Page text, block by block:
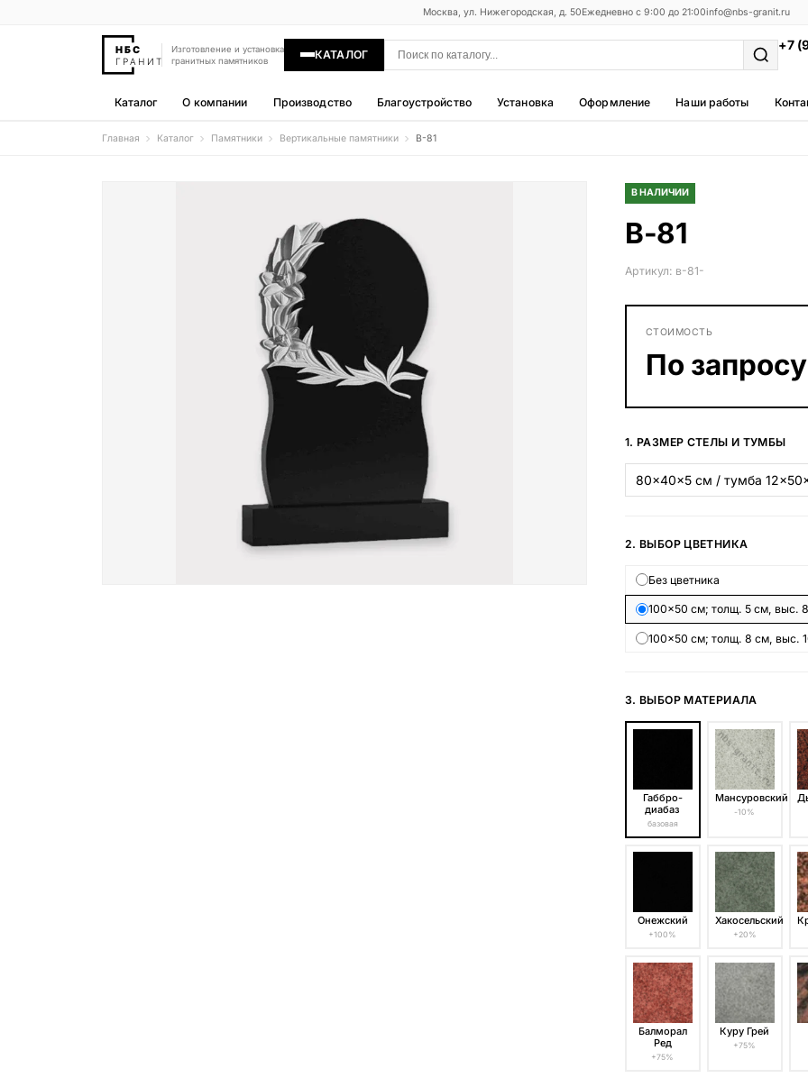
Москва, ул. Нижегородская, д. 50Ежедневно с 9:00 до 21:00info@nbs-granit.ru
Изготовление и установка
гранитных памятников
КАТАЛОГ
+7
Каталог О компании Производство Благоустройство Установка Оформление Наши работы
Надгробные плиты Благоустройство
Гранитные ограды Металлические ограды
Гранитные цветники
Главная Каталог Памятники Вертикальные памятники В-81
В НАЛИЧИИ
В-81
Артикул: в-81-
СТОИМОСТЬ
По запросу
1. РАЗМЕР СТЕЛЫ И ТУМБЫ
2. ВЫБОР ЦВЕТНИКА
Без цветника
100×50 см; толщ. 5 см, выс.
100×50 см; толщ. 8 см, выс.
3. ВЫБОР МАТЕРИАЛА
Габбро-
диабаз
базовая
Мансуровский
-10%
Онежский
+100%
Хакосельский
+20%
Балморал
Ред
+75%
Куру Грей
+75%